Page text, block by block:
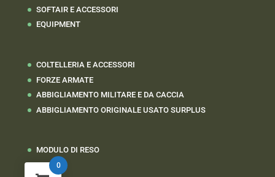
SOFTAIR E ACCESSORI
EQUIPMENT
COLTELLERIA E ACCESSORI
FORZE ARMATE
ABBIGLIAMENTO MILITARE E DA CACCIA
ABBIGLIAMENTO ORIGINALE USATO SURPLUS
MODULO DI RESO
0